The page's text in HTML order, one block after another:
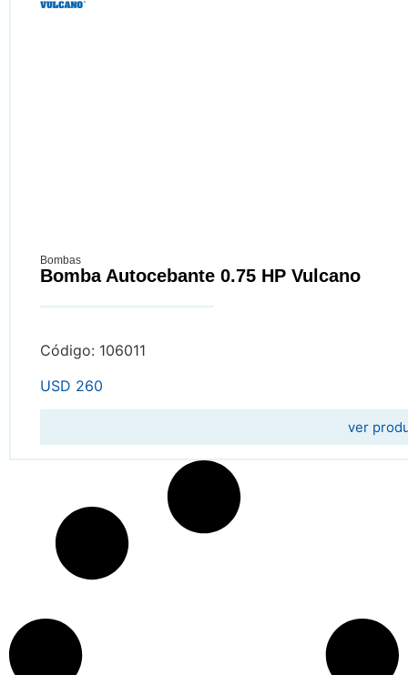
Bombas
Bomba Autocebante 0.75 HP Vulcano
Código: 106011
USD 260
ver